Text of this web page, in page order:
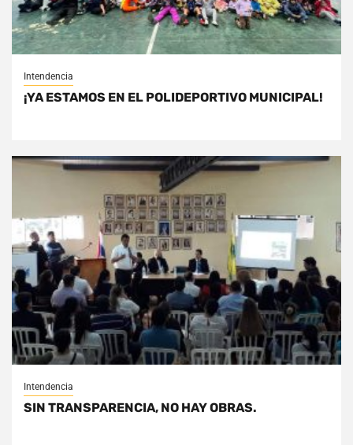
Intendencia
¡YA ESTAMOS EN EL POLIDEPORTIVO MUNICIPAL!
Intendencia
SIN TRANSPARENCIA, NO HAY OBRAS.